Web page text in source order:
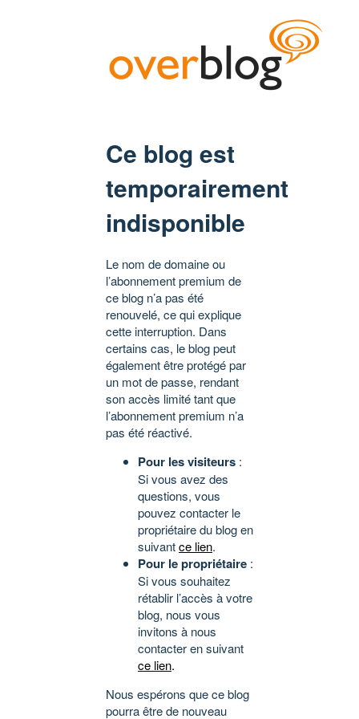
Ce blog est
temporairement
indisponible
Le nom de domaine ou
l’abonnement premium de
ce blog n’a pas été
renouvelé, ce qui explique
cette interruption. Dans
certains cas, le blog peut
également être protégé par
un mot de passe, rendant
son accès limité tant que
l’abonnement premium n’a
pas été réactivé.
Pour les visiteurs :
Si vous avez des
questions, vous
pouvez contacter le
propriétaire du blog en
suivantce lien.
Pour le propriétaire :
Si vous souhaitez
rétablir l’accès à votre
blog, nous vous
invitons à nous
contacter en suivant
ce lien.
Nous espérons que ce blog
pourra être de nouveau